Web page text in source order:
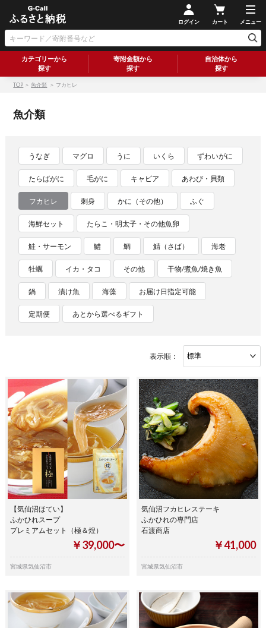
ログイン カート メニュー
カテゴリーから
探す
寄附金額から
探す
自治体から
探す
TOP ＞魚介類 ＞ フカヒレ
魚介類
うなぎ マグロ うに いくら ずわいがに
たらばがに 毛がに キャビア あわび・貝類
フカヒレ 刺身 かに（その他） ふぐ
海鮮セット たらこ・明太子・その他魚卵
鮭・サーモン 鱧 鯛 鯖（さば） 海老
牡蠣 イカ・タコ その他 干物/煮魚/焼き魚
鍋 漬け魚 海藻 お届け日指定可能
定期便 あとから選べるギフト
表示順：
【気仙沼ほてい】
ふかひれスープ
プレミアムセット（極＆煌）
￥39,000〜
宮城県気仙沼市
気仙沼フカヒレステーキ
ふかひれの専門店
石渡商店
￥41,000
宮城県気仙沼市